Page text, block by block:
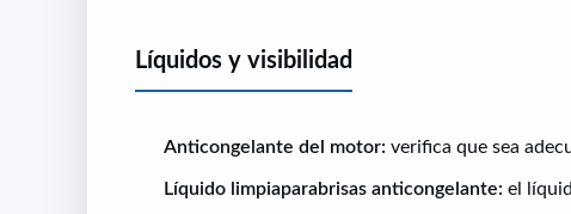
Líquidos y visibilidad
Anticongelante del motor: verifica que sea
Líquido limpiaparabrisas anticongelante: el